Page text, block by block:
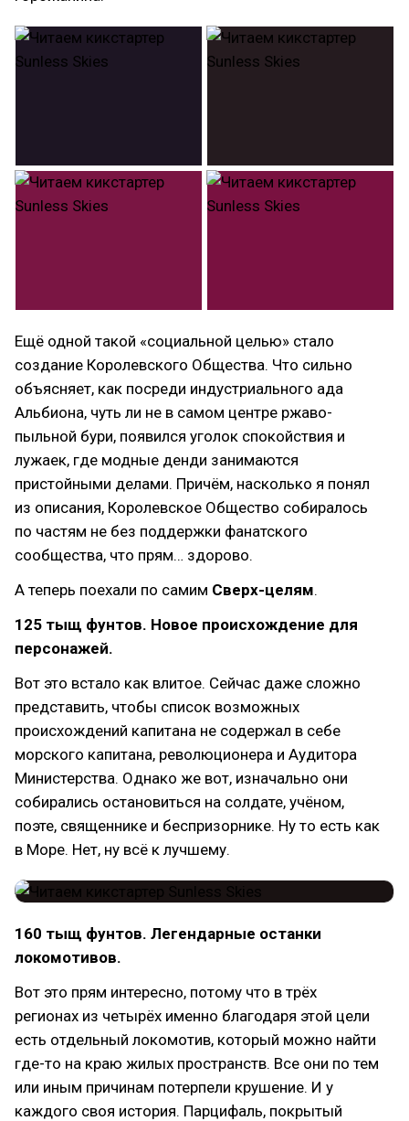
Ещё одной такой «социальной целью» стало
создание Королевского Общества. Что сильно
объясняет, как посреди индустриального ада
Альбиона, чуть ли не в самом центре ржаво-
пыльной бури, появился уголок спокойствия и
лужаек, где модные денди занимаются
пристойными делами. Причём, насколько я понял
из описания, Королевское Общество собиралось
по частям не без поддержки фанатского
сообщества, что прям… здорово.
А теперь поехали по самим Сверх-целям.
125 тыщ фунтов. Новое происхождение для
персонажей.
Вот это встало как влитое. Сейчас даже сложно
представить, чтобы список возможных
происхождений капитана не содержал в себе
морского капитана, революционера и Аудитора
Министерства. Однако же вот, изначально они
собирались остановиться на солдате, учёном,
поэте, священнике и беспризорнике. Ну то есть как
в Море. Нет, ну всё к лучшему.
160 тыщ фунтов. Легендарные останки
локомотивов.
Вот это прям интересно, потому что в трёх
регионах из четырёх именно благодаря этой цели
есть отдельный локомотив, который можно найти
где-то на краю жилых пространств. Все они по тем
или иным причинам потерпели крушение. И у
каждого своя история. Парцифаль, покрытый